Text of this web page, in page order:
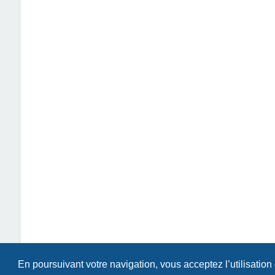
En poursuivant votre navigation, vous acceptez l’utilisation
Index du forum